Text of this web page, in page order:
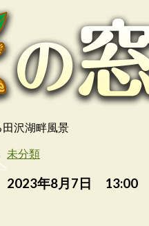
沢湖畔風景
未分類
2023年8月7日 13:00